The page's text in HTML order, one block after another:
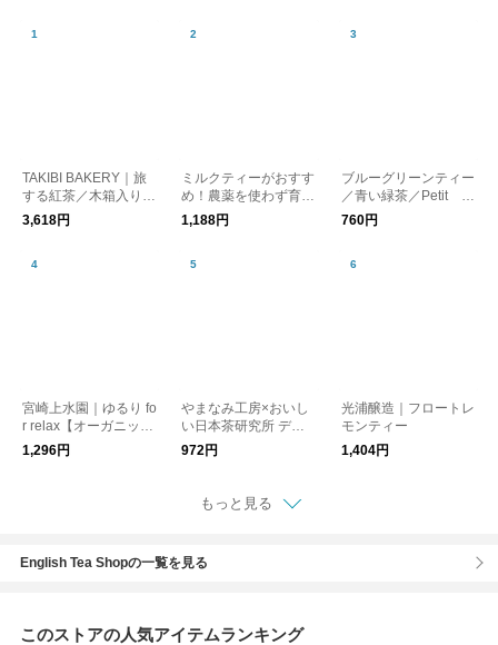
TAKIBI BAKERY｜旅
する紅茶／木箱入り
（7種セット）
3,618円
ミルクティーがおすす
め！農薬を使わず育て
られた ケニア山の紅
茶 コロコロ茶葉 200g
1,188円
ブルーグリーンティー
／青い緑茶／Petit P
oint
760円
宮崎上水園｜ゆるり fo
r relax【オーガニック
ハーブティー】
1,296円
やまなみ工房×おいし
い日本茶研究所 デザ
イン茶缶入り ティー
バッグ / プチギフト プ
972円
光浦醸造｜フロートレ
モンティー
1,404円
もっと見る
English Tea Shopの一覧を見る
このストアの人気アイテムランキング